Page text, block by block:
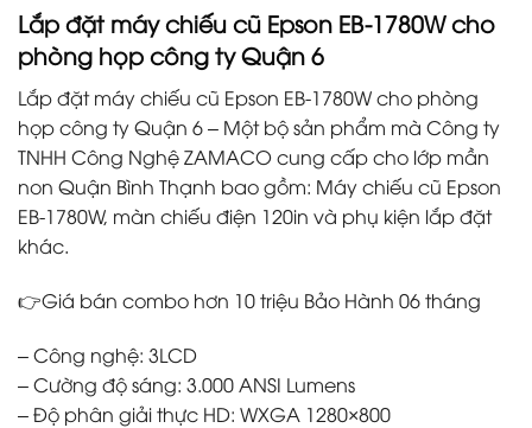
Lắp đặt máy chiếu cũ Epson EB-1780W cho
phòng họp công ty Quận 6
Lắp đặt máy chiếu cũ Epson EB-1780W cho phòng
họp công ty Quận 6 – Một bộ sản phẩm mà Công ty
TNHH Công Nghệ ZAMACO cung cấp cho lớp mần
non Quận Bình Thạnh bao gồm: Máy chiếu cũ Epson
EB-1780W, màn chiếu điện 120in và phụ kiện lắp đặt
khác.
👉Giá bán combo hơn 10 triệu Bảo Hành 06 tháng
– Công nghệ: 3LCD
– Cường độ sáng: 3.000 ANSI Lumens
– Độ phân giải thực HD: WXGA 1280×800